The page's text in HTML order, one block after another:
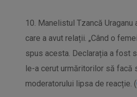
10. Manelistul Tzancă
care a avut relații. „Când o
spus acesta. Declarația a fost
le-a cerut urmăritorilor să facă
moderatorului lipsa de reacție. (